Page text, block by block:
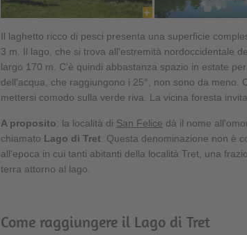
Il laghetto ricco di pesci presenta una superficie
3 m. Il lago, che si trova all'estremità nordoccidentale
largo 170 m. C'è quindi abbastanza spazio in estate
dell'acqua, che raggiungono i 25°, non sono da meno.
mettersi comodo sulla verde riva. La vicina foresta
A proposito: la località di San Felice dà il nome
chiamato Lago di Tret . Questa denominazione non è
all'epoca in cui tanti abitanti della località Tret, una
terra attorno al lago.
Come raggiungere il Lago di Tret